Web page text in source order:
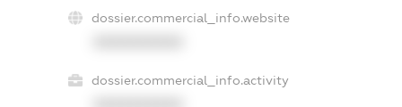
dossier.commercial_info.website
dossier.commercial_info.activity